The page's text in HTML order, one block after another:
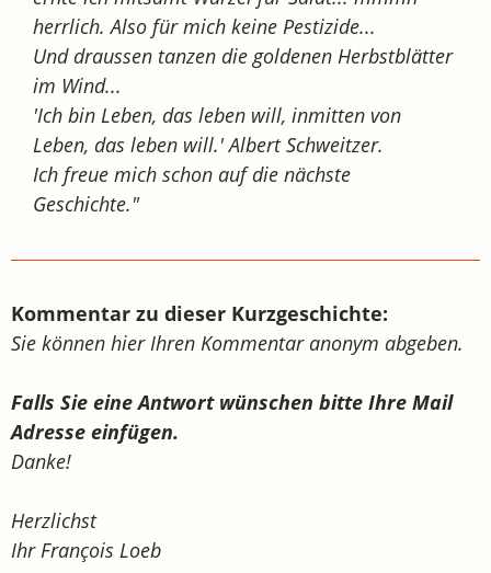
herrlich. Also für mich keine Pestizide...
Und draussen tanzen die goldenen Herbstblätter
im Wind...
'Ich bin Leben, das leben will, inmitten von
Leben, das leben will.' Albert Schweitzer.
Ich freue mich schon auf die nächste
Geschichte."
Kommentar zu dieser Kurzgeschichte:
Sie können hier Ihren Kommentar anonym abgeben.
Falls Sie eine Antwort wünschen bitte Ihre Mail
Adresse einfügen.
Danke!
Herzlichst
Ihr François Loeb